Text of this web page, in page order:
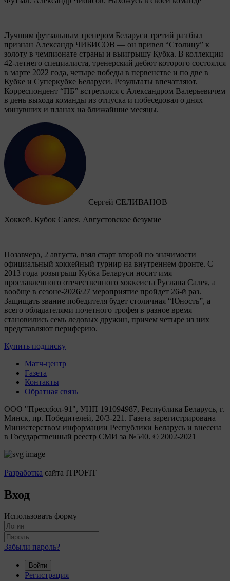
Лучшим футзальным тренером Беларуси третий раз был
признан Александр ЧИБИСОВ — он привел “Столицу” к
золоту в чемпионате страны и выигрышу Кубка. В коллекции
42-летнего специалиста, тренерский дебют которого состоялся
в марте 2022 года, четыре победы в первенстве и по две в
Кубке и Суперкубке Беларуси. Результаты впечатляют.
Корреспондент “ПБ” встретился с Александром Валерьевичем
в день выхода команды из отпуска и побеседовал о днях
минувших и планах на ближайшие месяцы.
Сергей СЕЛИВАНОВ
Хоккей. Кубок Салея. Августовское безумие
Позавчера, 2 августа, взял старт второй по значимости
официальный хоккейный турнир на внутреннем фронте. C
2013 года розыгрыш Кубка Беларуси носит имя
прославленного отечественного хоккеиста Руслана Салея, а
вообще в сезоне-2026/27 мероприятие пройдет 26-й раз.
Защищать звание победителя будет столичная “Юность”, а
всего обладателями почетного трофея в разное время
становились семь ледовых дружин, причем четыре из них
представляют периферию.
Купить подписку
Матч-центр
Газета
Контакты
Обратная связь
ООО "Прессбол-91", УНП 191094987, Республика Беларусь, г.
Минск, пр. Победителей, 20/3-221. Газета зарегистрирована
Министерством информации Республики Беларусь и внесена
в Государственный реестр СМИ за №540. © 2002-2021
Разработка сайта ITPOFIT
Вход
Использовать форму
Забыли пароль?
Войти
Регистрация